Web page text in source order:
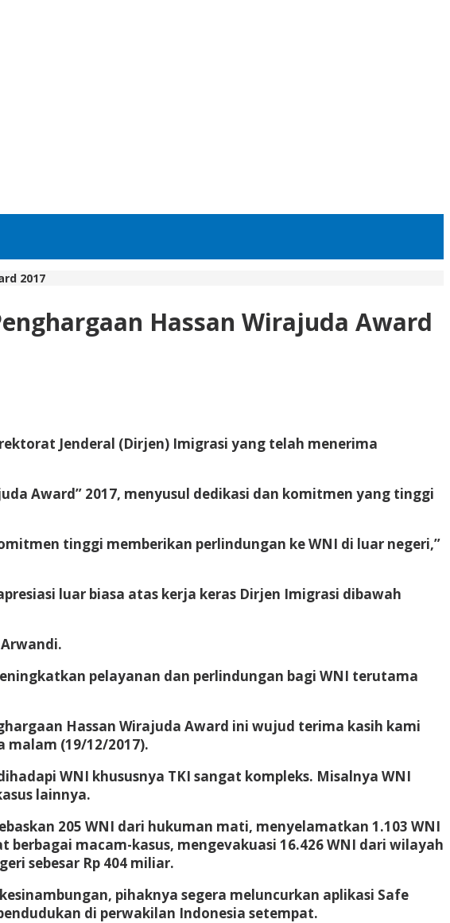
2017
Hassan Wirajuda Award
Jenderal (Dirjen) Imigrasi yang telah menerima
Award” 2017, menyusul dedikasi dan komitmen yang tinggi
tinggi memberikan perlindungan ke WNI di luar negeri,”
luar biasa atas kerja keras Dirjen Imigrasi dibawah
pelayanan dan perlindungan bagi WNI terutama
Hassan Wirajuda Award ini wujud terima kasih kami
malam (19/12/2017).
WNI khususnya TKI sangat kompleks. Misalnya WNI
lainnya.
205 WNI dari hukuman mati, menyelamatkan 1.103 WNI
berbagai macam-kasus, mengevakuasi 16.426 WNI dari wilayah
sebesar Rp 404 miliar.
pihaknya segera meluncurkan aplikasi Safe
di perwakilan Indonesia setempat.